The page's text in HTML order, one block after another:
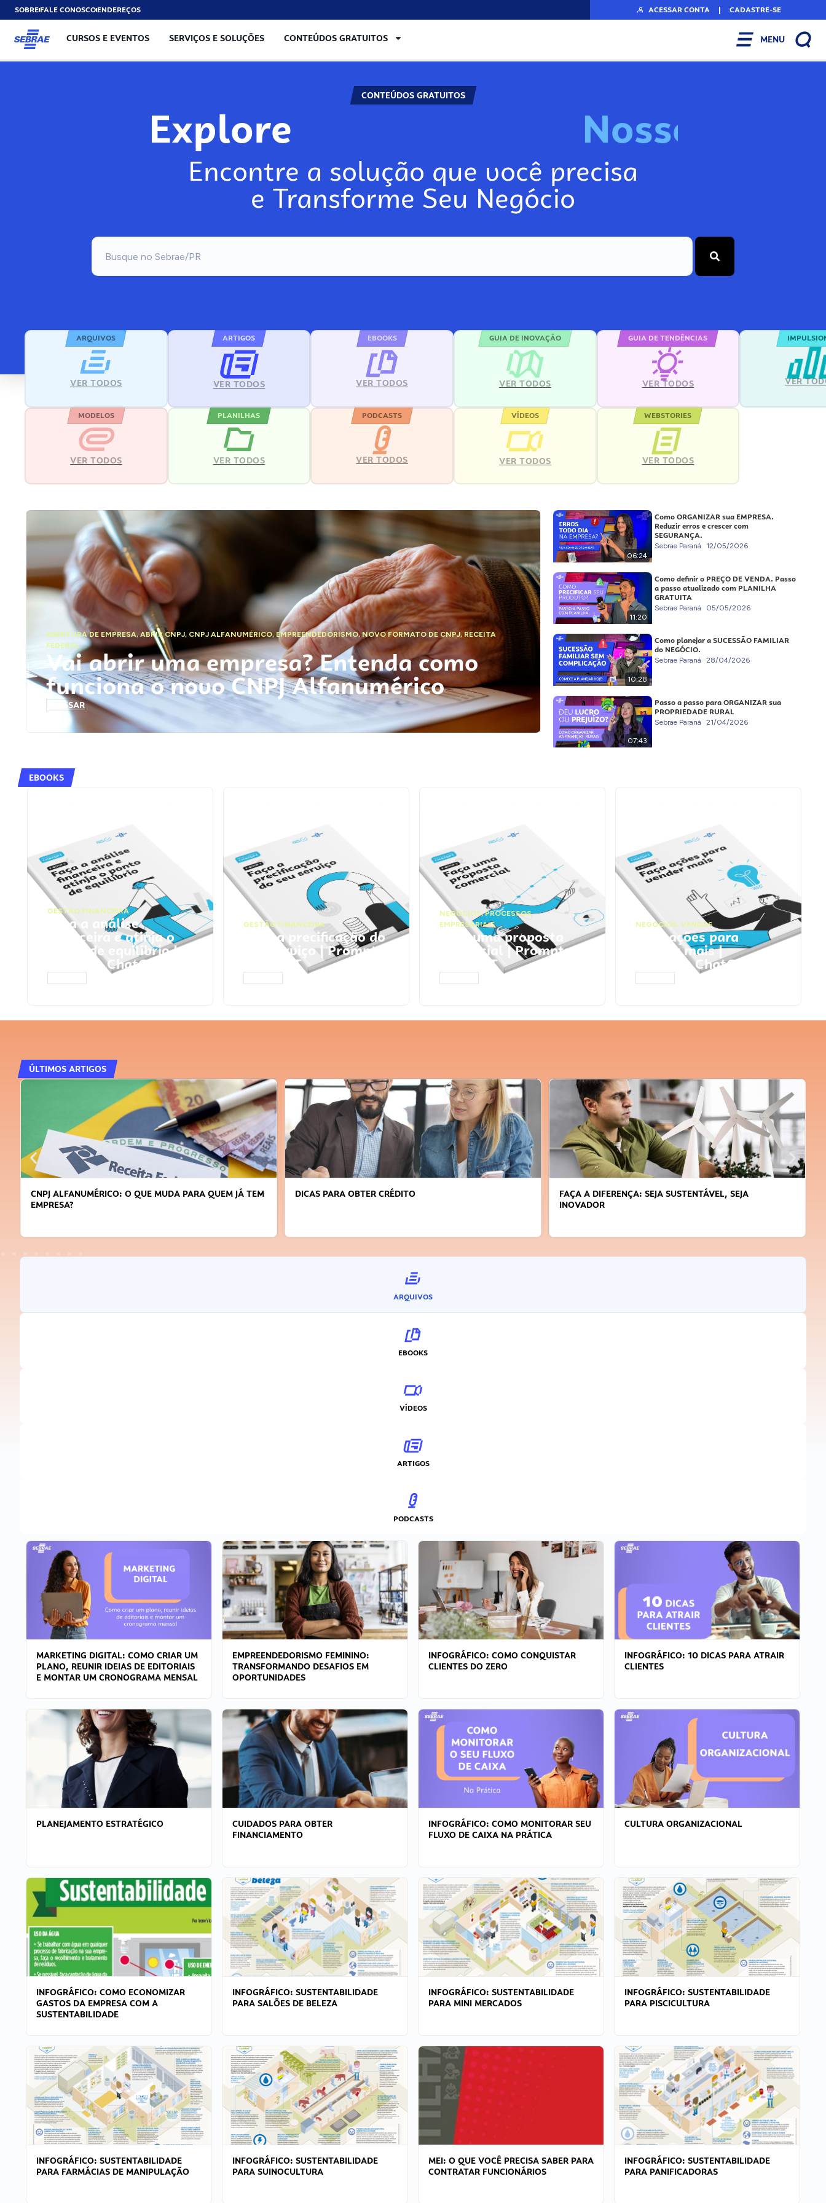
SOBREFALE CONOSCOENDEREÇOS ACESSAR CONTA | CADASTRE-SE
CURSOS E EVENTOS SERVIÇOS E SOLUÇÕES CONTEÚDOS GRATUITOS MENU
CONTEÚDOS GRATUITOS
Explore No
Encontre a solução que você precisa
e Transforme Seu Negócio
ARQUIVOS
VER TODOS
ARTIGOS
VER TODOS
EBOOKS
VER TODOS
GUIA DE INOVAÇÃO
VER TODOS
GUIA DE TENDÊNCIAS
VER TODOS VER
MODELOS
VER TODOS
PLANILHAS
VER TODOS
PODCASTS
VER TODOS
VÍDEOS
VER TODOS
WEBSTORIES
VER TODOS
ABERTURA DE EMPRESA,ABRIR CNPJ, CNPJ ALFANUMÉRICO, EMPREENDEDORISMO,NOVO FORMATO DE CNPJ,RECEITA
FEDERAL
Vai abrir uma empresa? Entenda como
funciona o novo CNPJ Alfanumérico
ACESSAR
06:24
Como ORGANIZAR sua EMPRESA.
Reduzir erros e crescer com
SEGURANÇA.
Sebrae Paraná 12/05/2026
11:20
Como definir o PREÇO DE VENDA. Passo
a passo atualizado com PLANILHA
GRATUITA
Sebrae Paraná 05/05/2026
10:28
Como planejar a SUCESSÃO FAMILIAR
do NEGÓCIO.
Sebrae Paraná 28/04/2026
07:43
Passo a passo para ORGANIZAR sua
PROPRIEDADE RURAL
Sebrae Paraná 21/04/2026
EBOOKS
GESTÃO FINANCEIRA
Faça a análise
financeira e atinja o
ponto de equilíbrio |
Prompts ChatGPT
GESTÃO FINANCEIRA
Faça a precificação do
seu serviço | Prompts
ChatGPT
NEGÓCIOS,PROCESSOS
EMPRESARIAIS
Faça uma proposta
comercial | Prompts
ChatGPT
NEGÓCIOS, VENDAS
Faça ações para
vender mais |
Prompts ChatGPT
ÚLTIMOS ARTIGOS
DICAS PARA OBTER CRÉDITO
FAÇA A DIFERENÇA: SEJA SUSTENTÁVEL, SEJA
APRENDA A GERENCIAR O SEU TEMPO
ARQUIVOS
EBOOKS
VÍDEOS
ARTIGOS
PODCASTS
MARKETING DIGITAL: COMO CRIAR UM
PLANO, REUNIR IDEIAS DE EDITORIAIS
E MONTAR UM CRONOGRAMA MENSAL
EMPREENDEDORISMO FEMININO:
TRANSFORMANDO DESAFIOS EM
OPORTUNIDADES
INFOGRÁFICO: COMO CONQUISTAR
CLIENTES DO ZERO
INFOGRÁFICO: 10 DICAS PARA ATRAIR
CLIENTES
PLANEJAMENTO ESTRATÉGICO
CUIDADOS PARA OBTER
FINANCIAMENTO
INFOGRÁFICO: COMO MONITORAR SEU
FLUXO DE CAIXA NA PRÁTICA
CULTURA ORGANIZACIONAL
INFOGRÁFICO: COMO ECONOMIZAR
GASTOS DA EMPRESA COM A
SUSTENTABILIDADE
INFOGRÁFICO: SUSTENTABILIDADE
PARA SALÕES DE BELEZA
INFOGRÁFICO: SUSTENTABILIDADE
PARA MINI MERCADOS
INFOGRÁFICO: SUSTENTABILIDADE
PARA PISCICULTURA
INFOGRÁFICO: SUSTENTABILIDADE
PARA FARMÁCIAS DE MANIPULAÇÃO
INFOGRÁFICO: SUSTENTABILIDADE
PARA SUINOCULTURA
MEI: O QUE VOCÊ PRECISA SABER PARA
CONTRATAR FUNCIONÁRIOS
INFOGRÁFICO: SUSTENTABILIDADE
PARA PANIFICADORAS